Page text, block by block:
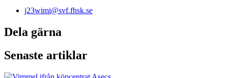
j23wimi@svf.fhsk.se
Dela gärna
Senaste artiklar